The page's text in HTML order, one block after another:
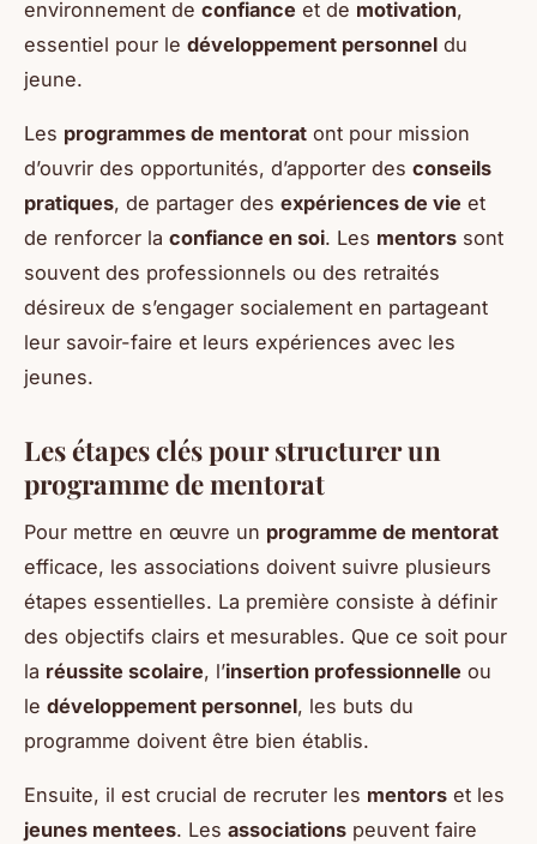
environnement de confiance et de motivation,
essentiel pour le développement personnel du
jeune.
Les programmes de mentorat ont pour mission
d’ouvrir des opportunités, d’apporter des conseils
pratiques, de partager des expériences de vie et
de renforcer la confiance en soi. Les mentors sont
souvent des professionnels ou des retraités
désireux de s’engager socialement en partageant
leur savoir-faire et leurs expériences avec les
jeunes.
Les étapes clés pour structurer un
programme de mentorat
Pour mettre en œuvre un programme de mentorat
efficace, les associations doivent suivre plusieurs
étapes essentielles. La première consiste à définir
des objectifs clairs et mesurables. Que ce soit pour
la réussite scolaire, l’insertion professionnelle ou
le développement personnel, les buts du
programme doivent être bien établis.
Ensuite, il est crucial de recruter les mentors et les
jeunes mentees. Les associations peuvent faire